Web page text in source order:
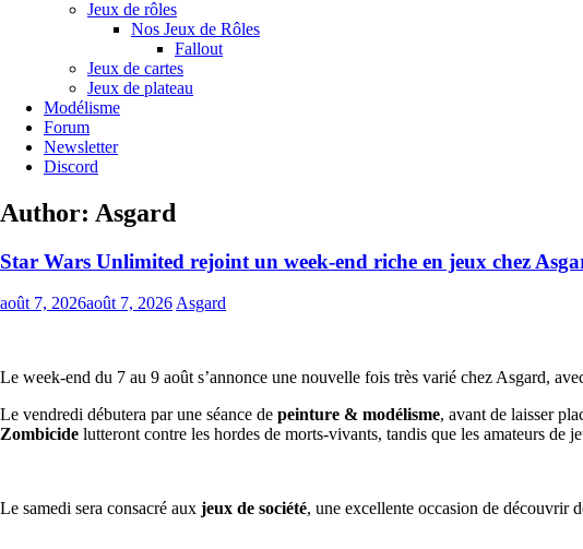
Jeux de rôles
Nos Jeux de Rôles
Fallout
Jeux de cartes
Jeux de plateau
Modélisme
Forum
Newsletter
Discord
Author: Asgard
Star Wars Unlimited rejoint un week-end riche en jeux chez
août 7, 2026août 7, 2026 Asgard
Le week-end du 7 au 9 août s’annonce une nouvelle fois très varié chez Asgard,
Le vendredi débutera par une séance de peinture & modélisme, avant de laisser
Zombicide lutteront contre les hordes de morts-vivants, tandis que les amateurs de
Le samedi sera consacré aux jeux de société, une excellente occasion de découvrir